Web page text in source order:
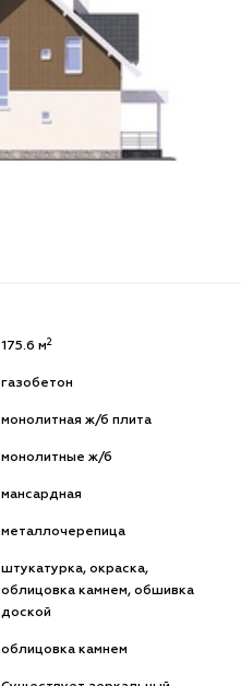
175.6 м2
газобетон
монолитная ж/б плита
монолитные ж/б
мансардная
металлочерепица
штукатурка, окраска,
облицовка камнем, обшивка
доской
облицовка камнем